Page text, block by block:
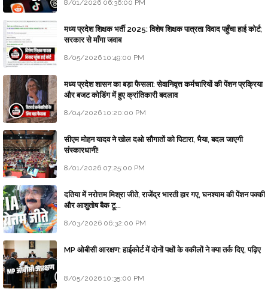
8/01/2026 06:36:00 PM
मध्य प्रदेश शिक्षक भर्ती 2025: विशेष शिक्षक पात्रता विवाद पहुँचा हाई कोर्ट;
सरकार से माँगा जवाब
8/05/2026 10:49:00 PM
मध्य प्रदेश शासन का बड़ा फैसला: सेवानिवृत्त कर्मचारियों की पेंशन प्रक्रिया
और बजट कोडिंग में हुए क्रांतिकारी बदलाव
8/04/2026 10:20:00 PM
सीएम मोहन यादव ने खोल दओ सौगातों को पिटारा, भैया, बदल जाएगी
संस्कारधानी!
8/01/2026 07:25:00 PM
दतिया में नरोत्तम मिश्रा जीते, राजेंद्र भारती हार गए, घनश्याम की पेंशन पक्की
और आशुतोष बैक टू...
8/03/2026 06:32:00 PM
MP ओबीसी आरक्षण: हाईकोर्ट में दोनों पक्षों के वकीलों ने क्या तर्क दिए, पढ़िए
8/05/2026 10:35:00 PM